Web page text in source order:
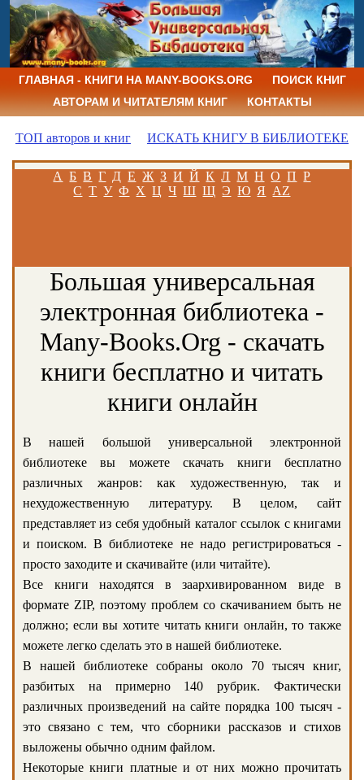
ГЛАВНАЯ - КНИГИ НА MANY-BOOKS.ORG
ПОИСК КНИГ
АВТОРАМ И ЧИТАТЕЛЯМ КНИГ
КОНТАКТЫ
ТОП авторов и книг ИСКАТЬ КНИГУ В БИБЛИОТЕКЕ
А Б В Г Д Е Ж З И Й К Л М Н О П Р
С Т У Ф Х Ц Ч Ш Щ Э Ю Я AZ
Большая универсальная
электронная библиотека -
Many-Books.Org - скачать
книги бесплатно и читать
книги онлайн
В нашей большой универсальной электронной
библиотеке вы можете скачать книги бесплатно
различных жанров: как художественную, так и
нехудожественную литературу. В целом, сайт
представляет из себя удобный каталог ссылок с книгами
и поиском. В библиотеке не надо регистрироваться -
просто заходите и скачивайте (или читайте).
Все книги находятся в заархивированном виде в
формате ZIP, поэтому проблем со скачиванием быть не
должно; если вы хотите читать книги онлайн, то также
можете легко сделать это в нашей библиотеке.
В нашей библиотеке собраны около 70 тысяч книг,
разбитых на примерно 140 рубрик. Фактически
различных произведений на сайте порядка 100 тысяч -
это связано с тем, что сборники рассказов и стихов
выложены обычно одним файлом.
Некоторые книги платные и от них можно прочитать